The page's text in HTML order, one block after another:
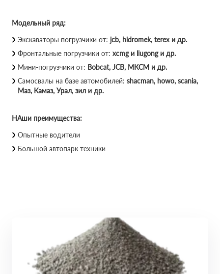
Модельный ряд:
Экскаваторы погрузчики от: jcb, hidromek, terex и др.
Фронтальные погрузчики от: xcmg и liugong и др.
Мини-погрузчики от: Bobcat, JCB, МКСМ и др.
Самосвалы на базе автомобилей: shacman, howo, scania,
Маз, Камаз, Урал, зил и др.
НАши преимущества:
Опытные водители
Большой автопарк техники